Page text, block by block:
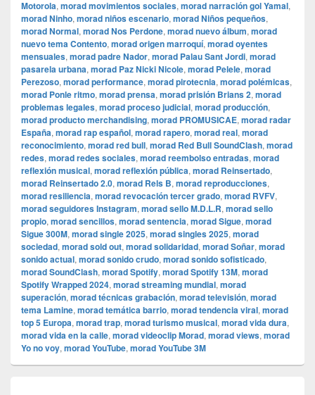
Motorola, morad movimientos sociales, morad narración gol Yamal,
morad Ninho, morad niños escenario, morad Niños pequeños,
morad Normal, morad Nos Perdone, morad nuevo álbum, morad
nuevo tema Contento, morad origen marroquí, morad oyentes
mensuales, morad padre Nador, morad Palau Sant Jordi, morad
pasarela urbana, morad Paz Nicki Nicole, morad Pelele, morad
Perezoso, morad performance, morad pirotecnia, morad polémicas,
morad Ponle ritmo, morad prensa, morad prisión Brians 2, morad
problemas legales, morad proceso judicial, morad producción,
morad producto merchandising, morad PROMUSICAE, morad radar
España, morad rap español, morad rapero, morad real, morad
reconocimiento, morad red bull, morad Red Bull SoundClash, morad
redes, morad redes sociales, morad reembolso entradas, morad
reflexión musical, morad reflexión pública, morad Reinsertado,
morad Reinsertado 2.0, morad Rels B, morad reproducciones,
morad resiliencia, morad revocación tercer grado, morad RVFV,
morad seguidores Instagram, morad sello M.D.L.R, morad sello
propio, morad sencillos, morad sentencia, morad Sigue, morad
Sigue 300M, morad single 2025, morad singles 2025, morad
sociedad, morad sold out, morad solidaridad, morad Soñar, morad
sonido actual, morad sonido crudo, morad sonido sofisticado,
morad SoundClash, morad Spotify, morad Spotify 13M, morad
Spotify Wrapped 2024, morad streaming mundial, morad
superación, morad técnicas grabación, morad televisión, morad
tema Lamine, morad temática barrio, morad tendencia viral, morad
top 5 Europa, morad trap, morad turismo musical, morad vida dura,
morad vida en la calle, morad videocli‏p Morad, morad views, morad
Yo no voy, morad YouTube, morad YouTube 3M